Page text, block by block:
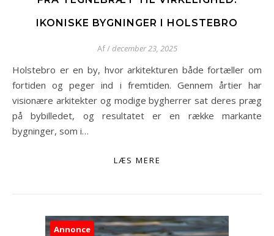
IKONISKE BYGNINGER I HOLSTEBRO
Af/december 23, 2025
Holstebro er en by, hvor arkitekturen både fortæller om
fortiden og peger ind i fremtiden. Gennem årtier har
visionære arkitekter og modige bygherrer sat deres præg
på bybilledet, og resultatet er en række markante
bygninger, som i…
LÆS MERE
Annonce